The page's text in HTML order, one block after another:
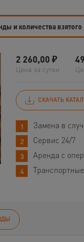
и количества
2 260,00 ₽
Цена за сутки
СКАЧАТЬ
Замена в
Сервис 24/7
Аренда с